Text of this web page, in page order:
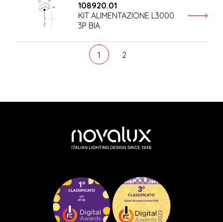
108920.01
KIT ALIMENTAZIONE L3000
3P BIA
1 2